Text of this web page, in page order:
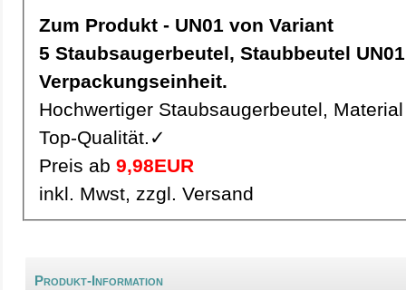
Zum Produkt - UN01 von Variant
5 Staubsaugerbeutel, Staubbeutel UN01 pro
Verpackungseinheit.
Hochwertiger Staubsaugerbeutel,
Top-Qualität.✓
Preis ab 9,98EUR
inkl. Mwst, zzgl. Versand
Produkt-Information